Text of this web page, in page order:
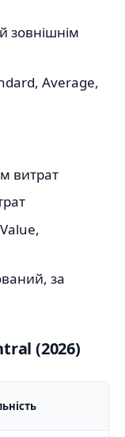
зовнішнім
Average,
витрат
за
(2026)